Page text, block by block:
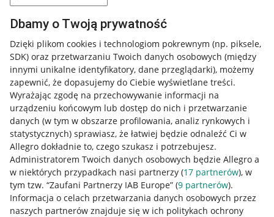
Dbamy o Twoją prywatność
Dzięki plikom cookies i technologiom pokrewnym (np. piksele,
SDK) oraz przetwarzaniu Twoich danych osobowych (między
innymi unikalne identyfikatory, dane przeglądarki), możemy
zapewnić, że dopasujemy do Ciebie wyświetlane treści.
Wyrażając zgodę na przechowywanie informacji na
urządzeniu końcowym lub dostęp do nich i przetwarzanie
danych (w tym w obszarze profilowania, analiz rynkowych i
statystycznych) sprawiasz, że łatwiej będzie odnaleźć Ci w
Allegro dokładnie to, czego szukasz i potrzebujesz.
Administratorem Twoich danych osobowych będzie Allegro a
w niektórych przypadkach nasi partnerzy (17 partnerów), w
tym tzw. “Zaufani Partnerzy IAB Europe” (9 partnerów).
Informacja o celach przetwarzania danych osobowych przez
naszych partnerów znajduje się w ich politykach ochrony
Przydatne informacje